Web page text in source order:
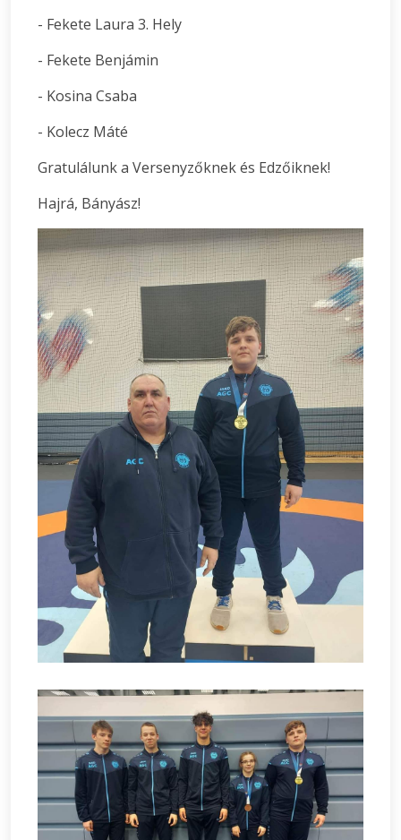
- Fekete Laura 3. Hely
- Fekete Benjámin
- Kosina Csaba
- Kolecz Máté
Gratulálunk a Versenyzőknek és Edzőiknek!
Hajrá, Bányász!